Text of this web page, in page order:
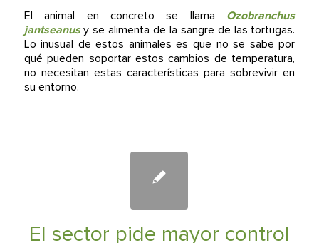
El animal en concreto se llama Ozobranchus
jantseanusy se alimenta de la sangre de las tortugas.
Lo inusual de estos animales es que no se sabe por
qué pueden soportar estos cambios de temperatura,
no necesitan estas características para sobrevivir en
su entorno.
El sector pide mayor control